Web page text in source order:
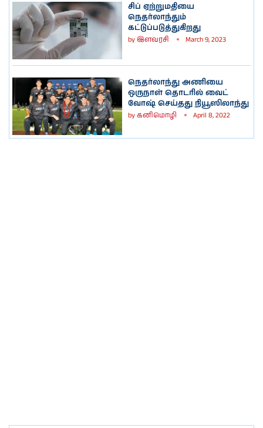
சிப் ஏற்றுமதியை
நெதர்லாந்தும்
கட்டுப்படுத்துகிறது
byஇளவரசி March 9, 2023
நெதர்லாந்து அணியை
ஒருநாள் தொடரில் வைட்
வோஷ் செய்தது நியூஸிலாந்து
byகனிமொழி April 8, 2022